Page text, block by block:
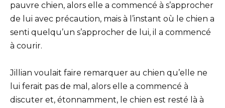
pauvre chien, alors elle a commencé à s’approcher
de lui avec précaution, mais à l’instant où le chien a
senti quelqu’un s’approcher de lui, il a commencé
à courir.
Jillian voulait faire remarquer au chien qu’elle ne
lui ferait pas de mal, alors elle a commencé à
discuter et, étonnamment, le chien est resté là à